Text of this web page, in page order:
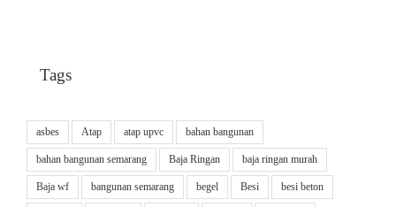
Tags
asbes Atap atap upvc bahan bangunan
bahan bangunan semarang Baja Ringan baja ringan murah
Baja wf bangunan semarang begel Besi besi beton